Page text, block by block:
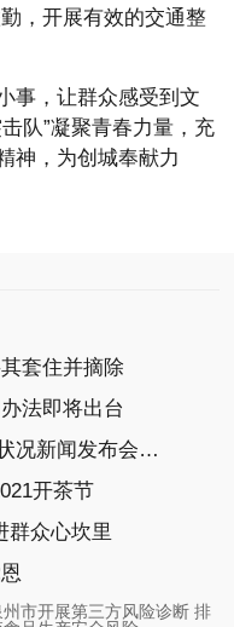
，开展有效的交通整
事，让群众感受到文
队”凝聚青春力量，充
神，为创城奉献力
套住并摘除
法即将出台
泉州法院知识产权刑事司法保护状况新闻发布会召开
开茶节
群众心坎里